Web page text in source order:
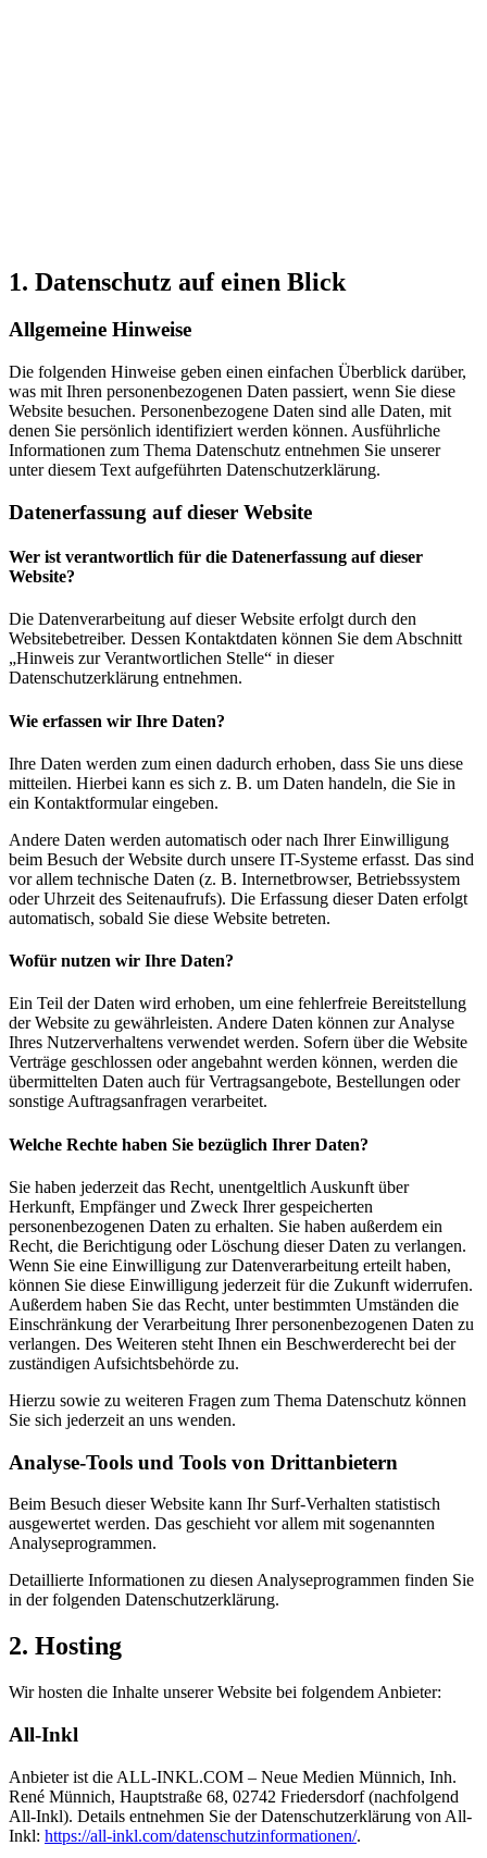
1. Datenschutz auf einen Blick
Allgemeine Hinweise
Die folgenden Hinweise geben einen einfachen Überblick darüber,
was mit Ihren personenbezogenen Daten passiert, wenn Sie diese
Website besuchen. Personenbezogene Daten sind alle Daten, mit
denen Sie persönlich identifiziert werden können. Ausführliche
Informationen zum Thema Datenschutz entnehmen Sie unserer
unter diesem Text aufgeführten Datenschutzerklärung.
Datenerfassung auf dieser Website
Wer ist verantwortlich für die Datenerfassung auf dieser
Website?
Die Datenverarbeitung auf dieser Website erfolgt durch den
Websitebetreiber. Dessen Kontaktdaten können Sie dem Abschnitt
„Hinweis zur Verantwortlichen Stelle“ in dieser
Datenschutzerklärung entnehmen.
Wie erfassen wir Ihre Daten?
Ihre Daten werden zum einen dadurch erhoben, dass Sie uns diese
mitteilen. Hierbei kann es sich z. B. um Daten handeln, die Sie in
ein Kontaktformular eingeben.
Andere Daten werden automatisch oder nach Ihrer Einwilligung
beim Besuch der Website durch unsere IT-Systeme erfasst. Das sind
vor allem technische Daten (z. B. Internetbrowser, Betriebssystem
oder Uhrzeit des Seitenaufrufs). Die Erfassung dieser Daten erfolgt
automatisch, sobald Sie diese Website betreten.
Wofür nutzen wir Ihre Daten?
Ein Teil der Daten wird erhoben, um eine fehlerfreie Bereitstellung
der Website zu gewährleisten. Andere Daten können zur Analyse
Ihres Nutzerverhaltens verwendet werden. Sofern über die Website
Verträge geschlossen oder angebahnt werden können, werden die
übermittelten Daten auch für Vertragsangebote, Bestellungen oder
sonstige Auftragsanfragen verarbeitet.
Welche Rechte haben Sie bezüglich Ihrer Daten?
Sie haben jederzeit das Recht, unentgeltlich Auskunft über
Herkunft, Empfänger und Zweck Ihrer gespeicherten
personenbezogenen Daten zu erhalten. Sie haben außerdem ein
Recht, die Berichtigung oder Löschung dieser Daten zu verlangen.
Wenn Sie eine Einwilligung zur Datenverarbeitung erteilt haben,
können Sie diese Einwilligung jederzeit für die Zukunft widerrufen.
Außerdem haben Sie das Recht, unter bestimmten Umständen die
Einschränkung der Verarbeitung Ihrer personenbezogenen Daten zu
verlangen. Des Weiteren steht Ihnen ein Beschwerderecht bei der
zuständigen Aufsichtsbehörde zu.
Hierzu sowie zu weiteren Fragen zum Thema Datenschutz können
Sie sich jederzeit an uns wenden.
Analyse-Tools und Tools von Dritt­anbietern
Beim Besuch dieser Website kann Ihr Surf-Verhalten statistisch
ausgewertet werden. Das geschieht vor allem mit sogenannten
Analyseprogrammen.
Detaillierte Informationen zu diesen Analyseprogrammen finden Sie
in der folgenden Datenschutzerklärung.
2. Hosting
Wir hosten die Inhalte unserer Website bei folgendem Anbieter:
All-Inkl
Anbieter ist die ALL-INKL.COM – Neue Medien Münnich, Inh.
René Münnich, Hauptstraße 68, 02742 Friedersdorf (nachfolgend
All-Inkl). Details entnehmen Sie der Datenschutzerklärung von All-
Inkl: https://all-inkl.com/datenschutzinformationen/.